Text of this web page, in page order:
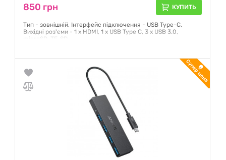
850 грн КУПИТЬ
Тип - зовнішній, Інтерфейс підключення - USB Type-C,
Вихідні роз'єми - 1 x HDMI, 1 x USB Type C, 3 х USB 3.0,
microSD, TF, SD